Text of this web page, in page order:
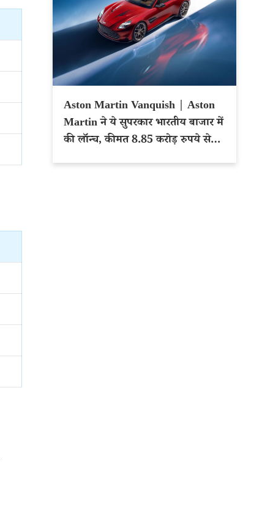
Aston Martin Vanquish | Aston
Martin ने ये सुपरकार भारतीय बाजार में
की लॉन्च, कीमत 8.85 करोड़ रुपये से